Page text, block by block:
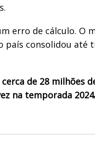
erro de cálculo. O
país consolidou até
cerca de 28 milhões
na temporada